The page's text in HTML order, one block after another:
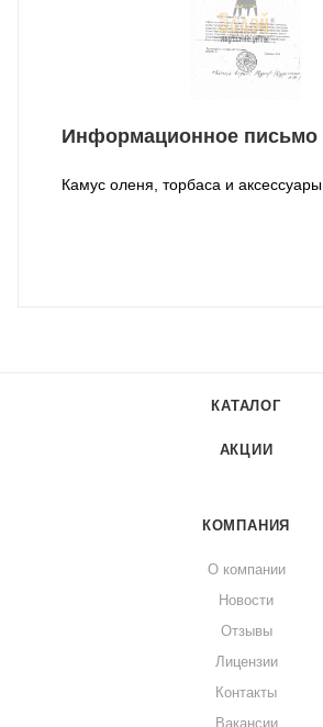
Информационное письмо
Камус оленя, торбаса и аксессуары
КАТАЛОГ
АКЦИИ
КОМПАНИЯ
О компании
Новости
Отзывы
Лицензии
Контакты
Вакансии